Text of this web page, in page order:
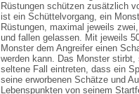
Rüstungen schützen zusätzlich
ist ein Schüttelvorgang, ein
Rüstungen, maximal jeweils
und fallen gelassen. Mit jeweils
Monster dem Angreifer einen
werden kann. Das Monster
seltene Fall eintreten, dass ein
seine erworbenen Schätze und
Lebenspunkten von seinem